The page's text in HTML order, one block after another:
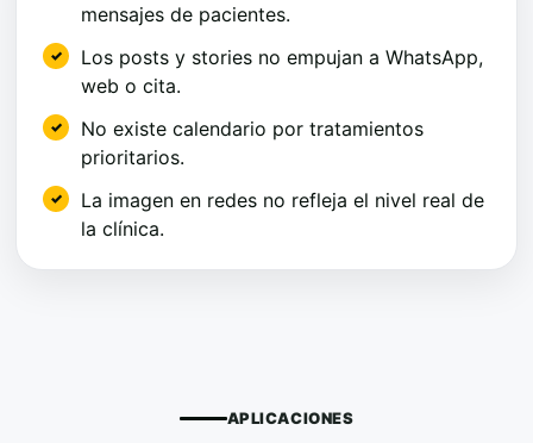
mensajes de pacientes.
Los posts y stories no empujan a WhatsApp,
web o cita.
No existe calendario por tratamientos
prioritarios.
La imagen en redes no refleja el nivel real de
la clínica.
APLICACIONES